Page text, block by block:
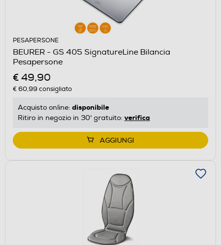
PESAPERSONE
BEURER - GS 405 SignatureLine Bilancia
Pesapersone
€ 49,90
€ 60,99 consigliato
Acquisto online: disponibile
Ritiro in negozio in 30' gratuito: verifica
AGGIUNGI